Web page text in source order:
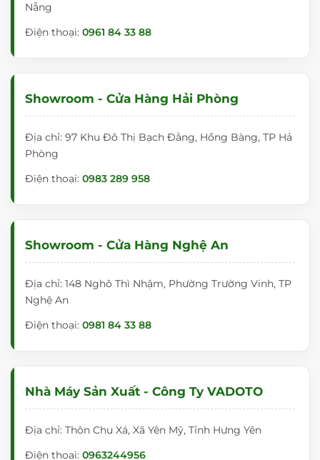
Nẵng
Điện thoại: 0961 84 33 88
Showroom - Cửa Hàng Hải Phòng
Địa chỉ: 97 Khu Đô Thị Bạch Đằng, Hồng Bàng, TP Hả
Phòng
Điện thoại: 0983 289 958
Showroom - Cửa Hàng Nghệ An
Địa chỉ: 148 Nghô Thì Nhậm, Phường Trường Vinh, TP
Nghệ An
Điện thoại: 0981 84 33 88
Nhà Máy Sản Xuất - Công Ty VADOTO
Địa chỉ: Thôn Chu Xá, Xã Yên Mỹ, Tỉnh Hưng Yên
Điện thoại: 0963244956